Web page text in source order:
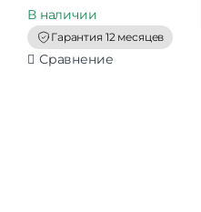
t
o
f
5
В наличии
Гарантия 12 месяцев
Сравнение